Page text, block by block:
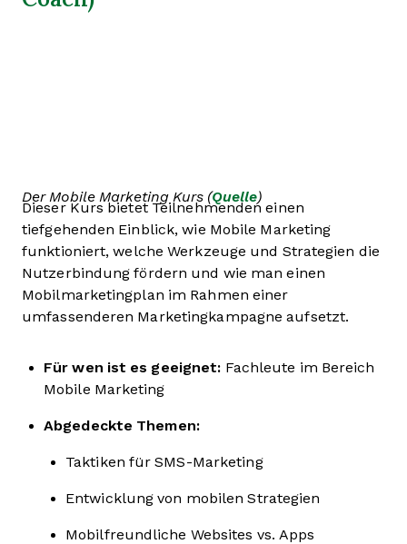
Der Mobile Marketing Kurs (Quelle)
Dieser Kurs bietet Teilnehmenden einen
tiefgehenden Einblick, wie Mobile Marketing
funktioniert, welche Werkzeuge und Strategien die
Nutzerbindung fördern und wie man einen
Mobilmarketingplan im Rahmen einer
umfassenderen Marketingkampagne aufsetzt.
Für wen ist es geeignet: Fachleute im Bereich
Mobile Marketing
Abgedeckte Themen:
Taktiken für SMS-Marketing
Entwicklung von mobilen Strategien
Mobilfreundliche Websites vs. Apps